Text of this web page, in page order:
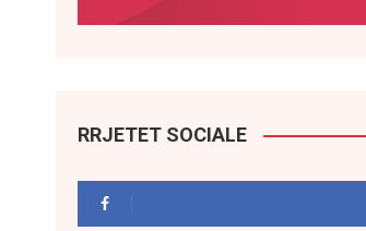
RRJETET SOCIALE